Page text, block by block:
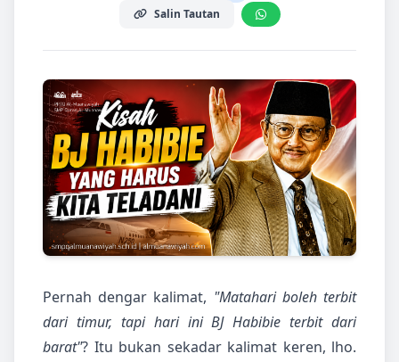
Salin Tautan
Pernah dengar kalimat, "Matahari boleh terbit
dari timur, tapi hari ini BJ Habibie terbit dari
barat"? Itu bukan sekadar kalimat keren, lho.